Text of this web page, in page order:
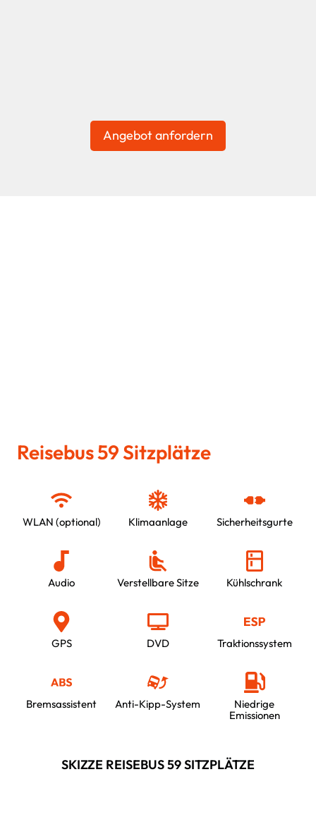
Angebot anfordern
Reisebus 59 Sitzplätze
WLAN (optional) Klimaanlage Sicherheitsgurte
Audio Verstellbare Sitze Kühlschrank
GPS DVD Traktionssystem
Bremsassistent Anti-Kipp-System
Niedrige
Emissionen
SKIZZE REISEBUS 59 SITZPLÄTZE